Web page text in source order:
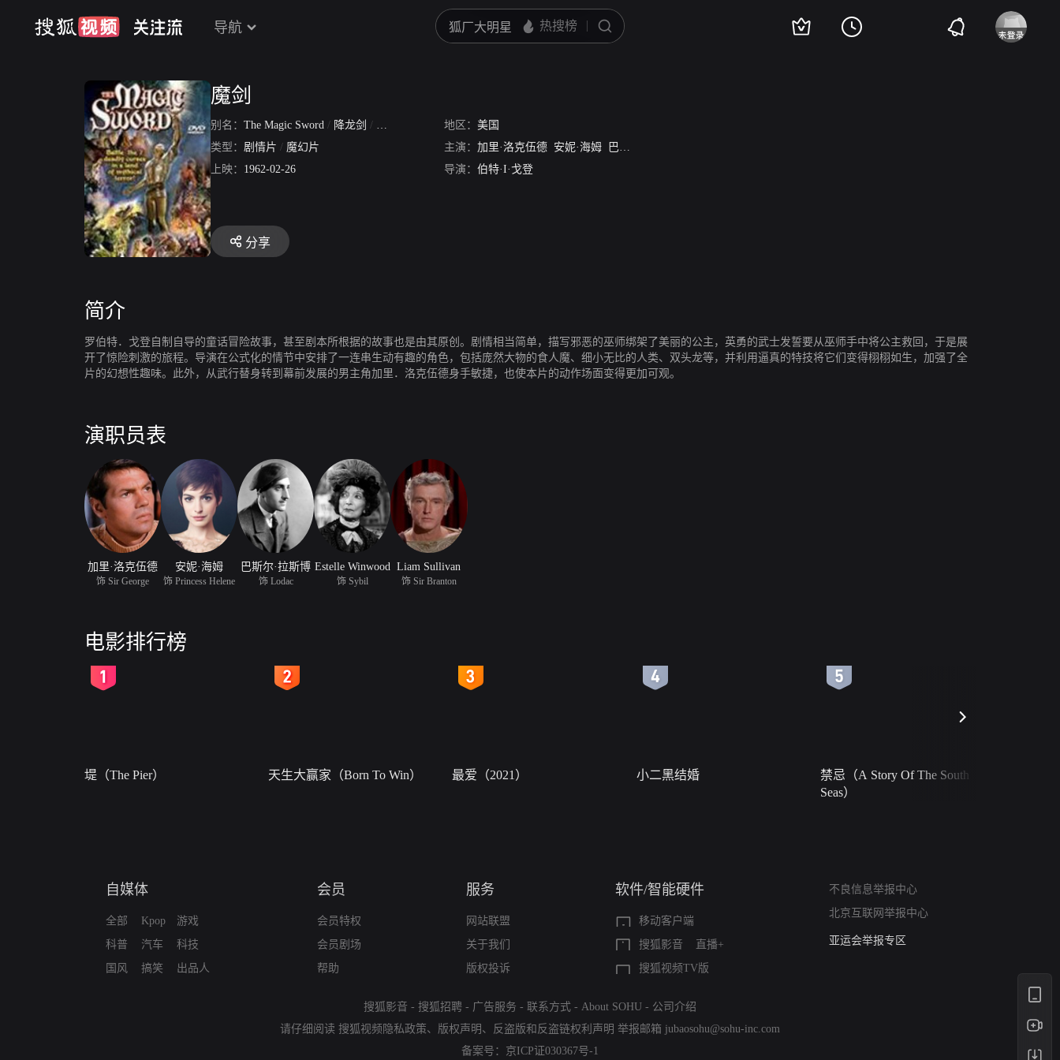
导航
魔剑
别名： The Magic Sword / 降龙剑 / 魔剑传奇 王者神剑 /魔剑奇兵
地区： 美国
类型： 剧情片 / 魔幻片 主演： 加里·洛克伍德 安妮·海姆 巴斯尔·拉斯博
上映： 1962-02-26 导演： 伯特·I·戈登
分享
简介
罗伯特．戈登自制自导的童话冒险故事，甚至剧本所根据的故事也是由其原创。剧情相当简单，描写邪恶的巫师绑架了美丽的公主，英勇的武士发誓要从巫师手中将公主救回，于是展
开了惊险刺激的旅程。导演在公式化的情节中安排了一连串生动有趣的角色，包括庞然大物的食人魔、细小无比的人类、双头龙等，并利用逼真的特技将它们变得栩栩如生，加强了全
片的幻想性趣味。此外，从武行替身转到幕前发展的男主角加里．洛克伍德身手敏捷，也使本片的动作场面变得更加可观。
演职员表
加里·洛克伍德
饰 Sir George
安妮·海姆
饰 Princess Helene
巴斯尔·拉斯博
饰 Lodac
Estelle Winwood
饰 Sybil
Liam Sullivan
饰 Sir Branton
电影排行榜
堤（The Pier） 天生大赢家（Born To Win） 最爱（2021） 小二黑结婚
禁忌（A Story Of The South
Seas）
自媒体
全部
科普
国风
Kpop
汽车
搞笑
游戏
科技
出品人
会员
会员特权
会员剧场
帮助
服务
网站联盟
关于我们
版权投诉
软件/智能硬件
移动客户端
搜狐影音
直播+
搜狐视频TV版
不良信息举报中心
北京互联网举报中心
算法推荐专项举报
亚运会举报专区
搜狐影音 - 搜狐招聘 - 广告服务 - 联系方式 - About SOHU - 公司介绍
请仔细阅读 搜狐视频隐私政策、 版权声明 、 反盗版和反盗链权利声明 举报邮箱 jubaosohu@sohu-inc.com
备案号： 京ICP证030367号-1